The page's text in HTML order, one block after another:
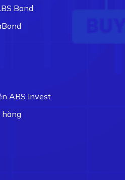
Bond
ABS Invest